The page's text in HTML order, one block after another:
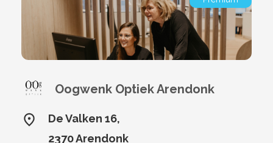
Oogwenk Optiek Arendonk
De Valken 16,
2370 Arendonk